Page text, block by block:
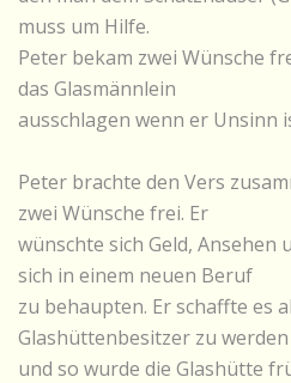
muss um Hilfe.
Peter bekam zwei Wünsche
das Glasmännlein
ausschlagen wenn er Unsinn
Peter brachte den Vers
zwei Wünsche frei. Er
wünschte sich Geld, Ansehen
sich in einem neuen Beruf
zu behaupten. Er schaffte es
Glashüttenbesitzer zu werden
und so wurde die Glashütte